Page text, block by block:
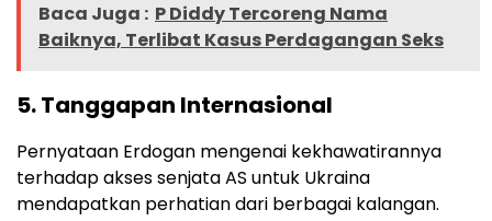
Baca Juga : P Diddy Tercoreng Nama
Baiknya, Terlibat Kasus Perdagangan Seks
5.Tanggapan Internasional
Pernyataan Erdogan mengenai kekhawatirannya
terhadap akses senjata AS untuk Ukraina
mendapatkan perhatian dari berbagai kalangan.